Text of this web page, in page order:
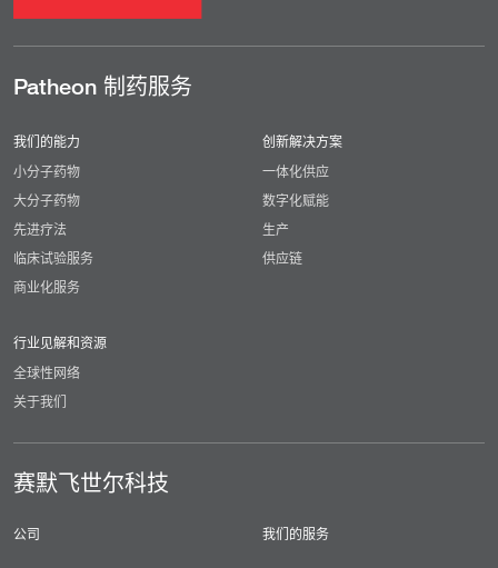
Patheon 制药服务
我们的能力
小分子药物
大分子药物
先进疗法
临床试验服务
商业化服务
创新解决方案
一体化供应
数字化赋能
生产
供应链
行业见解和资源
全球性网络
关于我们
赛默飞世尔科技
公司 我们的服务